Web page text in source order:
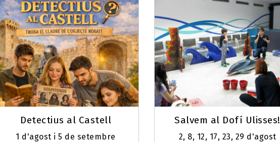
Detectius al Castell
1 d'agost i 5 de setembre
Salvem al Dofí Ulisses!
2, 8, 12, 17, 23, 29 d'agost